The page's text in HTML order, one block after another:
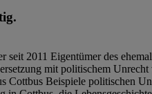
2011 Eigentümer des
mit politischem
Beispiele politischen